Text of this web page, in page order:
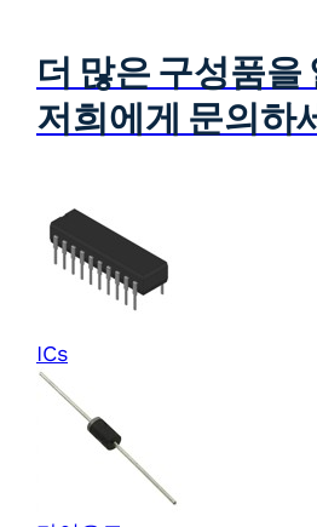
더 많은 구성품을
저희에게 문의하
ICs